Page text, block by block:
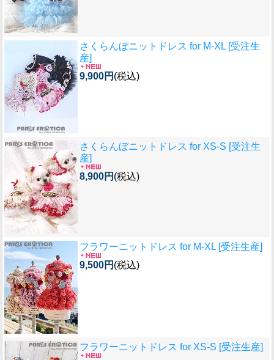
さくらんぼニットドレス for M-XL [受注生
産]
9,900円 (税込)
さくらんぼニットドレス for XS-S [受注生
産]
8,900円 (税込)
フラワーニットドレス for M-XL [受注生産]
9,500円 (税込)
フラワーニットドレス for XS-S [受注生産]